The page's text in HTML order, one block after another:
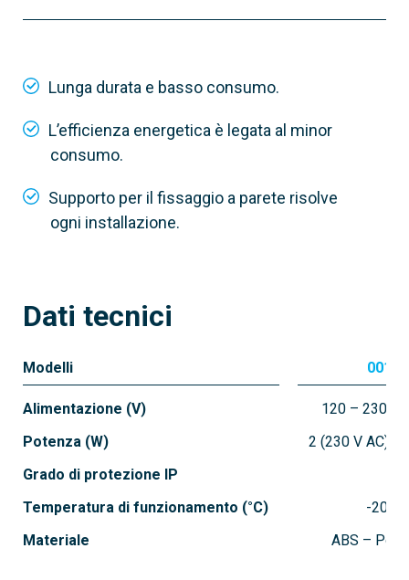
KLED24
Lunga durata e basso consumo.
L’efficienza energetica è legata al minor
consumo.
Supporto per il fissaggio a parete risolve
ogni installazione.
Dati tecnici
Modelli
Alimentazione (V)
Potenza (W)
Grado di protezione IP
Temperatura di funzionamento (°C)
Materiale
120 – 230
2 (230 V AC) –
-20 ÷
ABS –